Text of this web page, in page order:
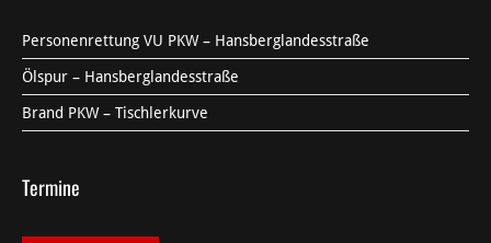
Personenrettung VU PKW – Hansberglandesstraße
Ölspur – Hansberglandesstraße
Brand PKW – Tischlerkurve
Termine